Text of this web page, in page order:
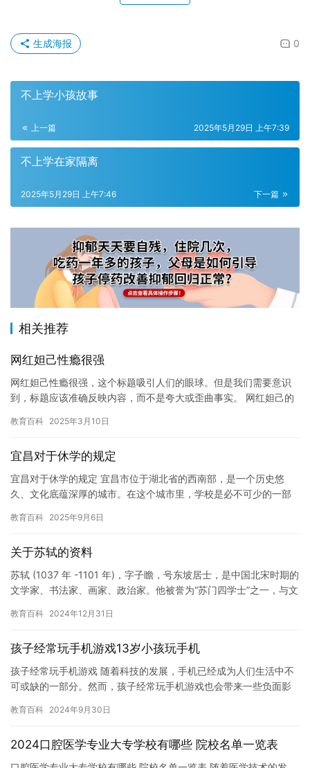
0
生成海报
不上学小孩故事
上一篇 2025年5月29日 上午7:39
不上学在家隔离
下一篇
2025年5月29日 上午7:46
相关推荐
网红妲己性瘾很强
网红妲己性瘾很强，这个标题吸引人们的眼球。但是我们需要意识
到，标题应该准确反映内容，而不是夸大或歪曲事实。 网红妲己的
一些…
教育百科 2025年3月10日
宜昌对于休学的规定
宜昌对于休学的规定 宜昌市位于湖北省的西南部，是一个历史悠
久、文化底蕴深厚的城市。在这个城市里，学校是必不可少的一部
生因…
教育百科 2025年9月6日
关于苏轼的资料
苏轼 (1037 年 -1101 年)，字子瞻，号东坡居士，是中国北宋时期的
文学家、书法家、画家、政治家。他被誉为“苏门四学士”之一，与文
教育百科 2024年12月31日
孩子经常玩手机游戏13岁小孩玩手机
孩子经常玩手机游戏 随着科技的发展，手机已经成为人们生活中不
可或缺的一部分。然而，孩子经常玩手机游戏也会带来一些负面影
教育百科 2024年9月30日
2024口腔医学专业大专学校有哪些 院校名单一览表